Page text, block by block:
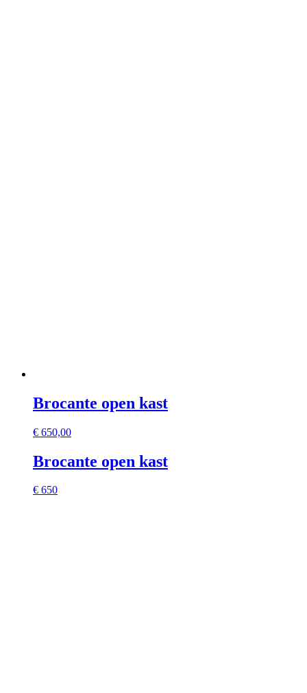
Brocante open kast
€ 650,00
Brocante open kast
€ 650